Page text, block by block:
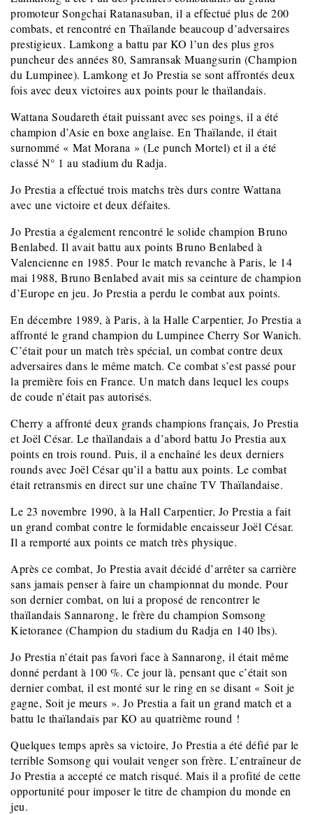
promoteur Songchai Ratanasuban, il a effectué plus de 200
combats, et rencontré en Thaïlande beaucoup d’adversaires
prestigieux. Lamkong a battu par KO l’un des plus gros
puncheur des années 80, Samransak Muangsurin (Champion
du Lumpinee). Lamkong et Jo Prestia se sont affrontés deux
fois avec deux victoires aux points pour le thaïlandais.
Wattana Soudareth était puissant avec ses poings, il a été
champion d’Asie en boxe anglaise. En Thaïlande, il était
surnommé « Mat Morana » (Le punch Mortel) et il a été
classé N° 1 au stadium du Radja.
Jo Prestia a effectué trois matchs très durs contre Wattana
avec une victoire et deux défaites.
Jo Prestia a également rencontré le solide champion Bruno
Benlabed. Il avait battu aux points Bruno Benlabed à
Valencienne en 1985. Pour le match revanche à Paris, le 14
mai 1988, Bruno Benlabed avait mis sa ceinture de champion
d’Europe en jeu. Jo Prestia a perdu le combat aux points.
En décembre 1989, à Paris, à la Halle Carpentier, Jo Prestia a
affronté le grand champion du Lumpinee Cherry Sor Wanich.
C’était pour un match très spécial, un combat contre deux
adversaires dans le même match. Ce combat s’est passé pour
la première fois en France. Un match dans lequel les coups
de coude n’était pas autorisés.
Cherry a affronté deux grands champions français, Jo Prestia
et Joël César. Le thaïlandais a d’abord battu Jo Prestia aux
points en trois round. Puis, il a enchaîné les deux derniers
rounds avec Joël César qu’il a battu aux points. Le combat
était retransmis en direct sur une chaîne TV Thaïlandaise.
Le 23 novembre 1990, à la Hall Carpentier, Jo Prestia a fait
un grand combat contre le formidable encaisseur Joël César.
Il a remporté aux points ce match très physique.
Après ce combat, Jo Prestia avait décidé d’arrêter sa carrière
sans jamais penser à faire un championnat du monde. Pour
son dernier combat, on lui a proposé de rencontrer le
thaïlandais Sannarong, le frère du champion Somsong
Kietoranee (Champion du stadium du Radja en 140 lbs).
Jo Prestia n’était pas favori face à Sannarong, il était même
donné perdant à 100 %. Ce jour là, pensant que c’était son
dernier combat, il est monté sur le ring en se disant « Soit je
gagne, Soit je meurs ». Jo Prestia a fait un grand match et a
battu le thaïlandais par KO au quatrième round !
Quelques temps après sa victoire, Jo Prestia a été défié par le
terrible Somsong qui voulait venger son frère. L’entraîneur de
Jo Prestia a accepté ce match risqué. Mais il a profité de cette
opportunité pour imposer le titre de champion du monde en
jeu.